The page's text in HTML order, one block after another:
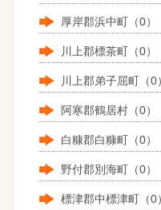
厚岸郡浜中町（0）
川上郡標茶町（0）
川上郡弟子屈町（0
阿寒郡鶴居村（0）
白糠郡白糠町（0）
野付郡別海町（0）
標津郡中標津町（0